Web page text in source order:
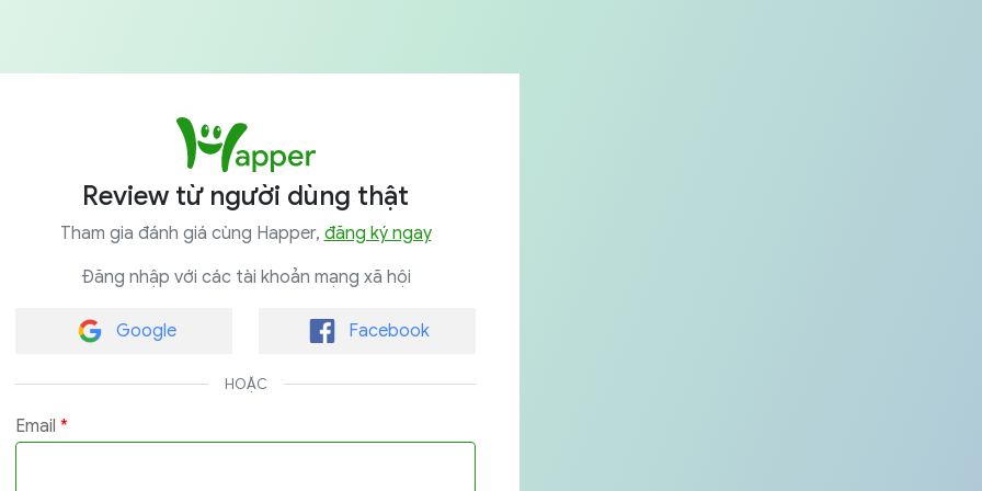
Review từ người dùng thật
Tham gia đánh giá cùng Happer, đăng ký ngay
Đăng nhập với các tài khoản mạng xã hội
Google Facebook
HOẶC
Email